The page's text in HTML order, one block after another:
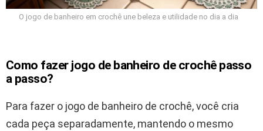
O jogo de banheiro em crochê une beleza e utilidade no dia a dia
Como fazer jogo de banheiro de crochê passo
a passo?
Para fazer o jogo de banheiro de crochê, você cria
cada peça separadamente, mantendo o mesmo